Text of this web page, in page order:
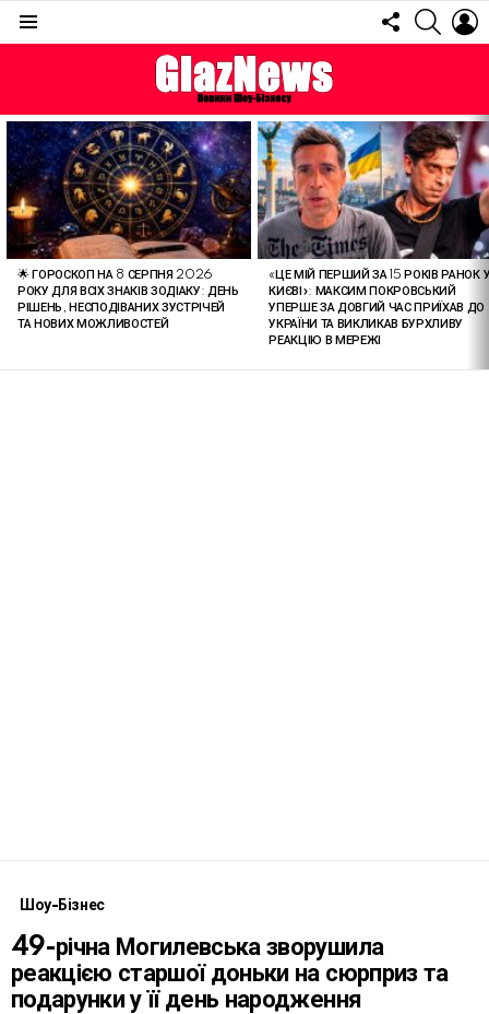
FOLLOW
US
ОСТАННІ
СТАТТІ
🌟 ГОРОСКОП НА 8 СЕРПНЯ 2026
РОКУ ДЛЯ ВСІХ ЗНАКІВ ЗОДІАКУ: ДЕНЬ
РІШЕНЬ, НЕСПОДІВАНИХ ЗУСТРІЧЕЙ
ТА НОВИХ МОЖЛИВОСТЕЙ
«ЦЕ МІЙ ПЕРШИЙ ЗА 15 РОКІВ РАНОК
КИЄВІ»: МАКСИМ ПОКРОВСЬКИЙ
УПЕРШЕ ЗА ДОВГИЙ ЧАС ПРИЇХАВ ДО
УКРАЇНИ ТА ВИКЛИКАВ БУРХЛИВУ
РЕАКЦІЮ В МЕРЕЖІ
Шоу-Бізнес
49-річна Могилевська зворушила
реакцією старшої доньки на сюрприз та
подарунки у її день народження